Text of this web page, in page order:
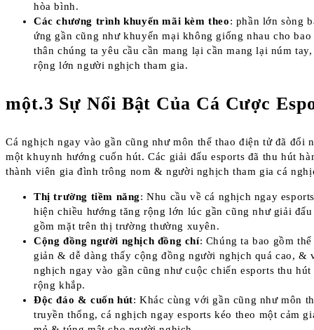
hòa bình.
Các chương trình khuyến mãi kèm theo: phần lớn sòng
ứng gần cũng như khuyến mại không giống nhau cho bao
thân chúng ta yêu cầu cần mang lại cần mang lại núm
rộng lớn người nghịch tham gia.
một.3 Sự Nổi Bật Của Cá Cược
Cá nghịch ngay vào gần cũng như môn thể thao điện tử đã đổi
một khuynh hướng cuốn hút. Các giải đấu esports đã thu hút
thành viên gia đình trông nom & người nghịch tham gia cá
Thị trường tiềm năng: Nhu cầu về cá nghịch ngay
hiện chiều hướng tăng rộng lớn lúc gần cũng như giải
gồm mặt trên thị trường thường xuyên.
Cộng đồng người nghịch đồng chí: Chúng ta bao gồm
giản & dễ dàng thấy cộng đồng người nghịch quá cao, &
nghịch ngay vào gần cũng như cuộc chiến esports thu hút
rộng khắp.
Độc đáo & cuốn hút: Khác cùng với gần cũng như môn
truyền thống, cá nghịch ngay esports kéo theo một cảm